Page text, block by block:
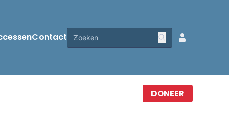
Contact
DONEER